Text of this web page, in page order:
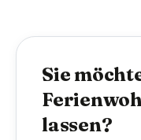
Sie
lassen?